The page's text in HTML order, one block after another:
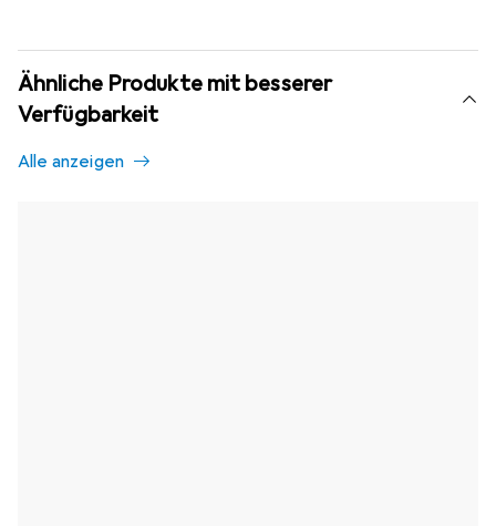
Ähnliche Produkte mit besserer
Verfügbarkeit
Alle anzeigen